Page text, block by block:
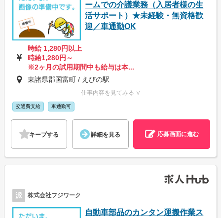
ームでの介護業務（入居者様の生
活サポート）★未経験・無資格歓
迎／車通勤OK
時給 1,280円以上
時給1,280円～
※2ヶ月の試用期間中も給与は本...
東諸県郡国富町 / えびの駅
仕事内容を見てみる ∨
交通費支給 車通勤可
キープする 詳細を見る 応募画面に進む
派 株式会社フジワーク
自動車部品のカンタン運搬作業ス